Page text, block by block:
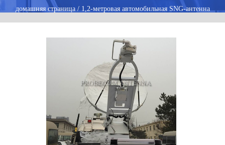
домашняя страница / 1,2-метровая автомобильная SNG-антенна